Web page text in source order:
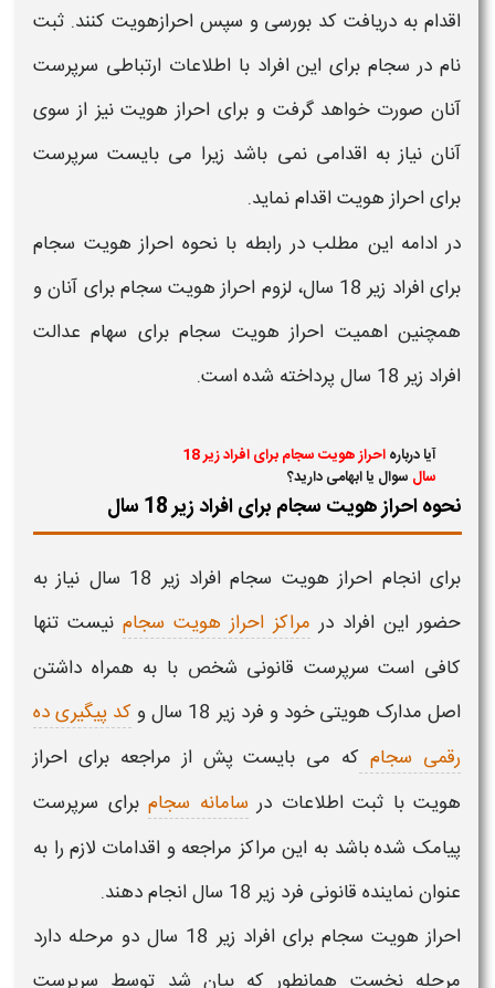
اقدام به دریافت کد بورسی و سپس احرازهویت کنند. ثبت
نام در سجامبرای این افراد با اطلاعات ارتباطی سرپرست
آنان صورت خواهد گرفت و برای احراز هویتنیز از سوی
آنان نیاز به اقدامی نمی باشد زیرا می بایست سرپرست
برایاحراز هویتاقدام نماید.
در ادامه این مطلب در رابطه با نحوه احراز هویت سجام
برای افراد زیر 18 سال
، لزوم احراز هویت سجامبرای آنان و
همچنین اهمیت احراز هویت سجامبرای سهام عدالت
افراد زیر 18 سال
پرداخته شده است.
آیا درباره
احراز هویت سجام برای افراد زیر 18
سال سوال یا ابهامی دارید؟
نحوه احراز هویت سجام برای افراد زیر 18 سال
برای انجام احراز هویت سجام افراد زیر 18 سال
نیاز به
حضور این افراد در مراکز احراز هویت سجام نیست تنها
کافی است سرپرست قانونی شخص با به همراه داشتن
اصل مدارک هویتی خود و فرد زیر 18 سال وکد پیگیری ده
رقمی سجام که می بایست پش از مراجعه برای احراز
هویت با ثبت اطلاعات در سامانه سجام برای سرپرست
پیامک شده باشد به این مراکز مراجعه و اقدامات لازم را به
عنوان نماینده قانونی فرد زیر 18 سال
انجام دهند.
احراز هویت سجام برایافراد زیر 18 سال
دو مرحله دارد
مرحله نخست همانطور که بیان شد توسط سرپرست